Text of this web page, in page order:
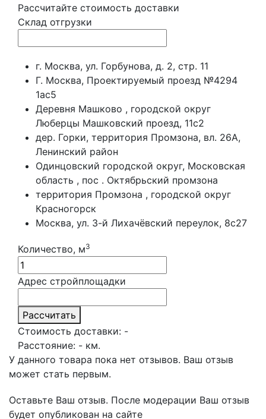
Рассчитайте стоимость доставки
Склад отгрузки
г. Москва, ул. Горбунова, д. 2, стр. 11
Г. Москва, Проектируемый проезд №4294
1ас5
Деревня Машково , городской округ
Люберцы Машковский проезд, 11с2
дер. Горки, территория Промзона, вл. 26А,
Ленинский район
Одинцовский городской округ, Московская
область , пос . Октябрьский промзона
территория Промзона , городской округ
Красногорск
Москва, ул. 3-й Лихачёвский переулок, 8с27
Количество, м3
Адрес стройплощадки
Рассчитать
Стоимость доставки: -
Расстояние: - км.
У данного товара пока нет отзывов. Ваш отзыв
может стать первым.
Оставьте Ваш отзыв. После модерации Ваш отзыв
будет опубликован на сайте